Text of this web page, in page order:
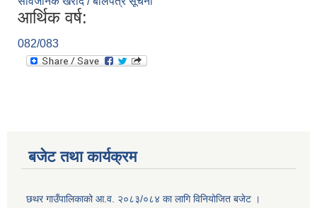
आर्थिक वर्ष:
082/083
बजेट तथा कार्यक्रम
छथर गाउँपालिकाको आ.व. २०८३/०८४ का लागि विनियोजित बजेट ।